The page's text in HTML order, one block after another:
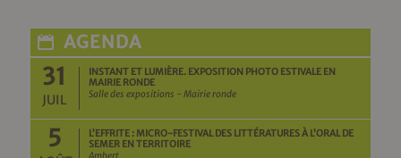
AGENDA
31
JUIL
INSTANT ET LUMIÈRE. EXPOSITION PHOTO ESTIVALE EN
MAIRIE RONDE
Salle des expositions - Mairie ronde
5
L’EFFRITE : MICRO-FESTIVAL DES LITTÉRATURES À L’ORAL DE
SEMER EN TERRITOIRE